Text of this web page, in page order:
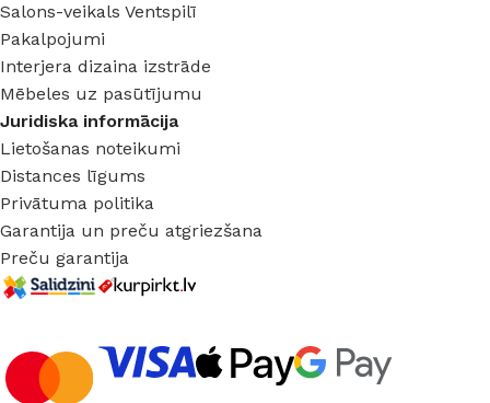
Salons-veikals Ventspilī
Pakalpojumi
Interjera dizaina izstrāde
Mēbeles uz pasūtījumu
Juridiska informācija
Lietošanas noteikumi
Distances līgums
Privātuma politika
Garantija un preču atgriezšana
Preču garantija